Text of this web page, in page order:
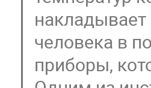
человека в
приборы,